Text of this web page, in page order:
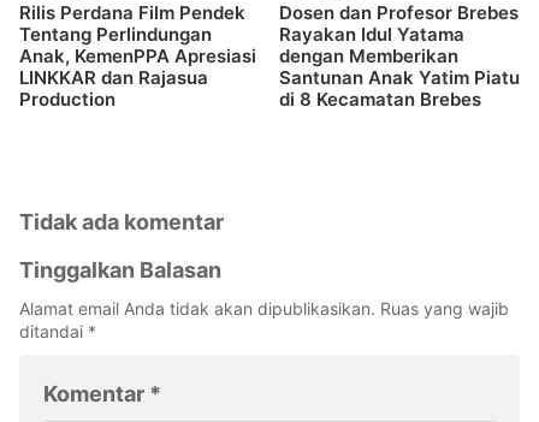
Rilis Perdana Film Pendek
Tentang Perlindungan
Anak, KemenPPA Apresiasi
LINKKAR dan Rajasua
Production
Dosen dan Profesor Brebes
Rayakan Idul Yatama
dengan Memberikan
Santunan Anak Yatim Piatu
di 8 Kecamatan Brebes
Tidak ada komentar
Tinggalkan Balasan
Alamat email Anda tidak akan dipublikasikan. Ruas yang wajib
ditandai *
Komentar *